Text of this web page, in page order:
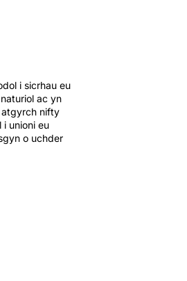
i sicrhau eu
ac yn
atgyrch nifty
unioni eu
o uchder